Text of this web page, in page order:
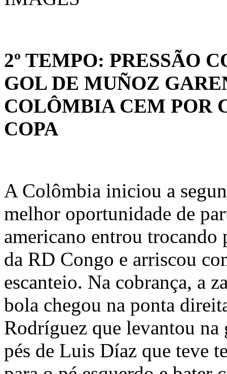
2º TEMPO: PRESSÃO
GOL DE MUÑOZ
COLÔMBIA CEM POR
COPA
A Colômbia iniciou a
melhor oportunidade de
americano entrou trocando
da RD Congo e arriscou
escanteio. Na cobrança, a
bola chegou na ponta
Rodríguez que levantou na
pés de Luis Díaz que teve